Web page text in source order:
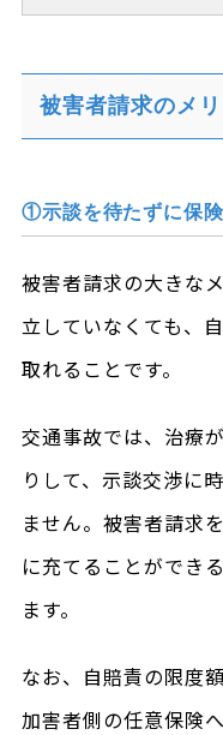
被害者請求のメ
①示談を待たずに保
被害者請求の大きな
立していなくても、
取れることです。
交通事故では、治療
りして、示談交渉に
ません。被害者請求
に充てることができ
ます。
なお、自賠責の限度
加害者側の任意保険